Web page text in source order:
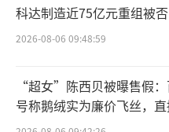
其中卫生业务增
3%；美赞臣所在的
9.0%至11.66亿英镑
英镑，下滑了约30%
科达制造近75亿元重组被否
2026-08-06 09:48:59
“超女”陈西贝被曝售假
号称鹅绒实为廉价飞丝，
百万元